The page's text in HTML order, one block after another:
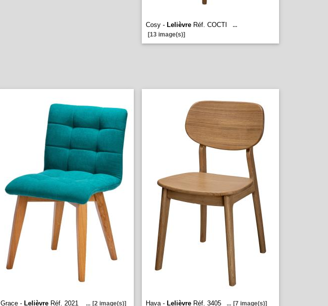
Cosy - Lelièvre Réf. COCTI
...
[13 image(s)]
Grace - Lelièvre Réf. 2021 ... [2 image(s)] Hava - Lelièvre Réf. 3405 ... [7 image(s)]